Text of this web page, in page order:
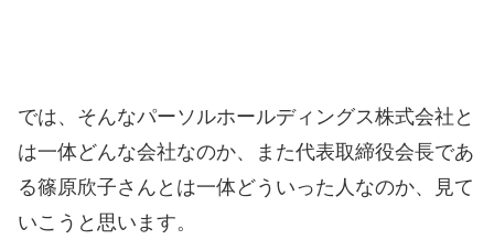
では、そんなパーソルホールディングス株式会社と
は一体どんな会社なのか、また代表取締役会長であ
る篠原欣子さんとは一体どういった人なのか、見て
いこうと思います。